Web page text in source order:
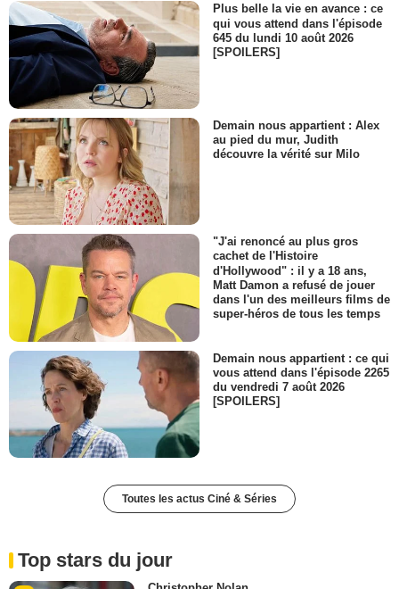
Plus belle la vie en avance : ce
qui vous attend dans l'épisode
645 du lundi 10 août 2026
[SPOILERS]
Demain nous appartient : Alex
au pied du mur, Judith
découvre la vérité sur Milo
"J'ai renoncé au plus gros
cachet de l'Histoire
d'Hollywood" : il y a 18 ans,
Matt Damon a refusé de jouer
dans l'un des meilleurs films de
super-héros de tous les temps
Demain nous appartient : ce qui
vous attend dans l'épisode 2265
du vendredi 7 août 2026
[SPOILERS]
Toutes les actus Ciné & Séries
Top stars du jour